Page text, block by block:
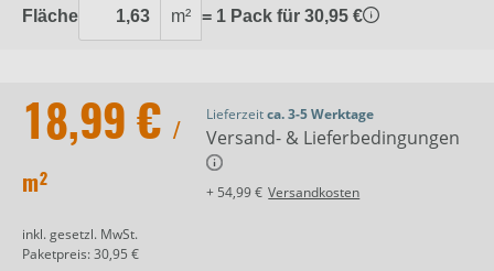
Fläche m² = 1 Pack für 30,95 €
18,99 € /
m²
inkl. gesetzl. MwSt.
Paketpreis: 30,95 €
Lieferzeitca. 3-5 Werktage
Versand- & Lieferbedingungen
+ 54,99 € Versandkosten